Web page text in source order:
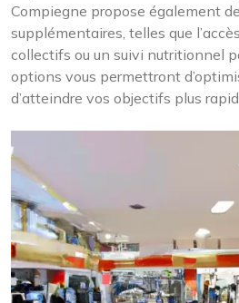
Compiegne propose également
supplémentaires, telles que
collectifs ou un suivi nutritionnel
options vous permettront
d’atteindre vos objectifs plus